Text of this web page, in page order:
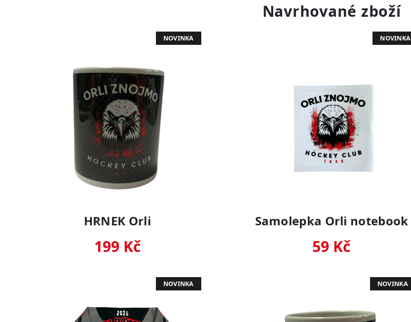
Navrhované zboží
NOVINKA
HRNEK Orli
199 Kč
NOVINKA
Samolepka Orli notebook
59 Kč
NOVINKA NOVINKA